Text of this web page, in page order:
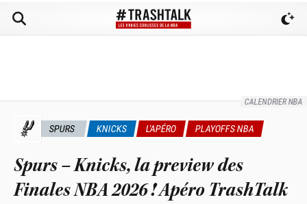
CALENDRIER NBA
SPURS KNICKS L'APÉRO PLAYOFFS NBA
Spurs – Knicks, la preview des
Finales NBA 2026 ! Apéro TrashTalk